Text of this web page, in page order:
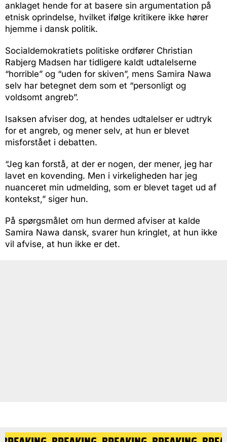
anklaget hende for at basere sin argumentation på
etnisk oprindelse, hvilket ifølge kritikere ikke hører
hjemme i dansk politik.
Socialdemokratiets politiske ordfører Christian
Rabjerg Madsen har tidligere kaldt udtalelserne
“horrible” og “uden for skiven”, mens Samira Nawa
selv har betegnet dem som et “personligt og
voldsomt angreb”.
Isaksen afviser dog, at hendes udtalelser er udtryk
for et angreb, og mener selv, at hun er blevet
misforstået i debatten.
“Jeg kan forstå, at der er nogen, der mener, jeg har
lavet en kovending. Men i virkeligheden har jeg
nuanceret min udmelding, som er blevet taget ud af
kontekst,” siger hun.
På spørgsmålet om hun dermed afviser at kalde
Samira Nawa dansk, svarer hun kringlet, at hun ikke
vil afvise, at hun ikke er det.